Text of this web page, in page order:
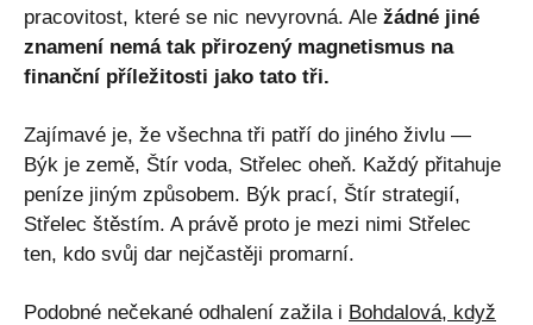
pracovitost, které se nic nevyrovná. Ale žádné jiné
znamení nemá tak přirozený magnetismus na
finanční příležitosti jako tato tři.
Zajímavé je, že všechna tři patří do jiného živlu —
Býk je země, Štír voda, Střelec oheň. Každý přitahuje
peníze jiným způsobem. Býk prací, Štír strategií,
Střelec štěstím. A právě proto je mezi nimi Střelec
ten, kdo svůj dar nejčastěji promarní.
Podobné nečekané odhalení zažila i Bohdalová, když